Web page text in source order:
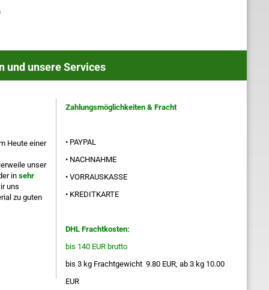
und unsere Services
Heute einer
unser
in sehr
uns
zu guten
Zahlungsmöglichkeiten & Fracht
• PAYPAL
• NACHNAHME
• VORRAUSKASSE
• KREDITKARTE
DHL Frachtkosten:
bis 140 EUR brutto
bis 3 kg Frachtgewicht 9.80 EUR, ab 3 kg 10.00
EUR